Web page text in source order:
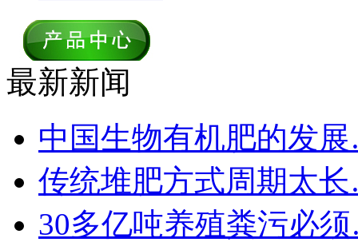
最新新闻
中国生物有机肥的发
传统堆肥方式周期太
30多亿吨养殖粪污必